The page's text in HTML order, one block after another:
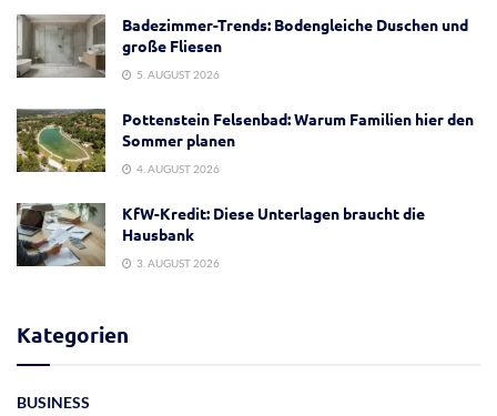
Badezimmer-Trends: Bodengleiche Duschen und
große Fliesen
5. AUGUST 2026
Pottenstein Felsenbad: Warum Familien hier den
Sommer planen
4. AUGUST 2026
KfW-Kredit: Diese Unterlagen braucht die
Hausbank
3. AUGUST 2026
Kategorien
BUSINESS